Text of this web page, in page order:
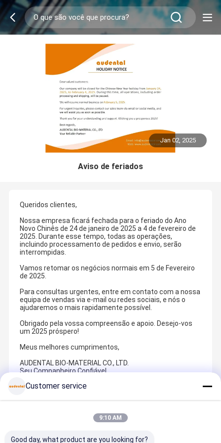
Jan 02, 2025
Aviso de feriados
Queridos clientes,
Nossa empresa ficará fechada para o feriado do Ano
Novo Chinês de 24 de janeiro de 2025 a 4 de fevereiro de
2025. Durante esse tempo, todas as operações,
incluindo processamento de pedidos e envio, serão
interrompidas.
Vamos retomar os negócios normais em 5 de Fevereiro
de 2025.
Para consultas urgentes, entre em contato com a nossa
equipa de vendas via e-mail ou redes sociais, e nós o
ajudaremos o mais rapidamente possível.
Obrigado pela vossa compreensão e apoio. Desejo-vos
um 2025 próspero!
Meus melhores cumprimentos,
AUDENTAL BIO-MATERIAL CO., LTD.
Seu Companheiro Confiável
Recommended Products
Customer service
9:10 AM
Good day, what product are you looking for?